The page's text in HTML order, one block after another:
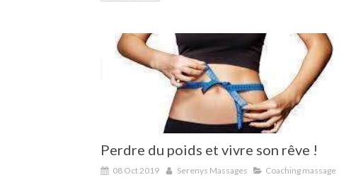
Perdre du poids et vivre son rêve !
08 Oct 2019 Serenys Massages Coaching massage